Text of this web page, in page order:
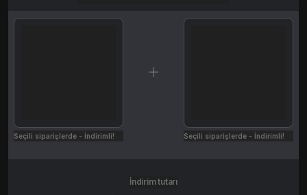
Seçili siparişlerde - İndirimli! Seçili siparişlerde - İndirimli!
İndirim tutarı